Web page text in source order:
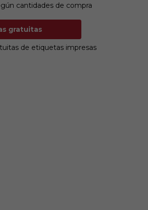
cantidades de compra
gratuitas
de etiquetas impresas